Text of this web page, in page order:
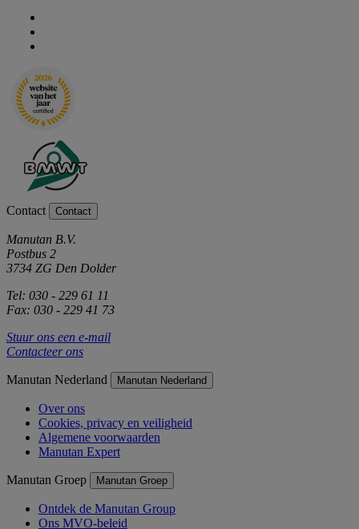
Contact Contact
Manutan B.V.
Postbus 2
3734 ZG Den Dolder
Tel: 030 - 229 61 11
Fax: 030 - 229 41 73
Stuur ons een e-mail
Contacteer ons
Manutan Nederland Manutan Nederland
Over ons
Cookies, privacy en veiligheid
Algemene voorwaarden
Manutan Expert
Manutan Groep Manutan Groep
Ontdek de Manutan Group
Ons MVO-beleid